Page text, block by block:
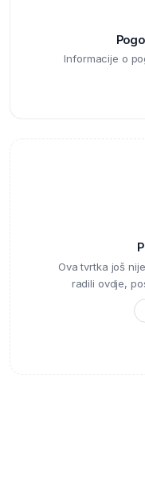
Informacije o
Ova tvrtka još
radili ovdje,